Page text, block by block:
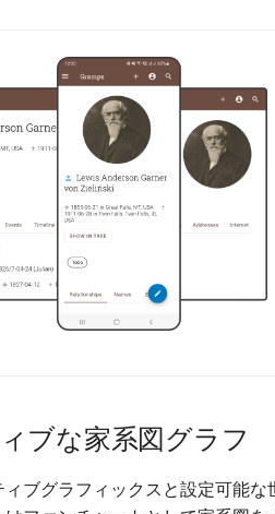
ブな家系図グラフ
ブグラフィックスと設定可能な